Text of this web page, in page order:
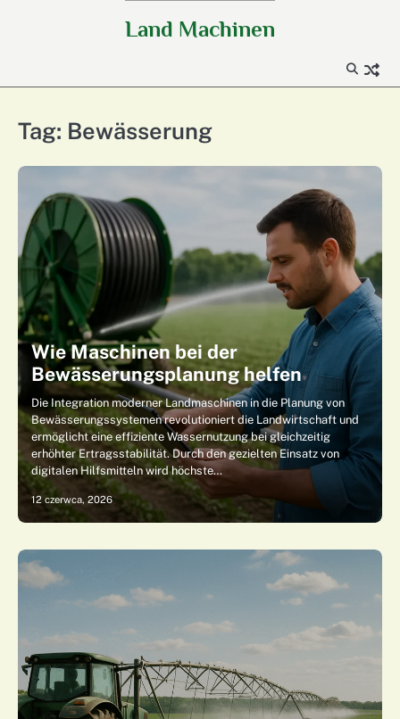
Land Machinen
Tag: Bewässerung
Wie Maschinen bei der
Bewässerungsplanung helfen
Die Integration moderner Landmaschinen in die Planung von
Bewässerungssystemen revolutioniert die Landwirtschaft und
ermöglicht eine effiziente Wassernutzung bei gleichzeitig
erhöhter Ertragsstabilität. Durch den gezielten Einsatz von
digitalen Hilfsmitteln wird höchste…
12 czerwca, 2026